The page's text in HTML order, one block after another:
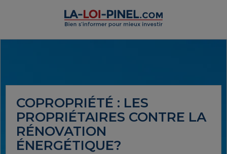
COPROPRIÉTÉ : LES
PROPRIÉTAIRES CONTRE LA
RÉNOVATION
ÉNERGÉTIQUE?